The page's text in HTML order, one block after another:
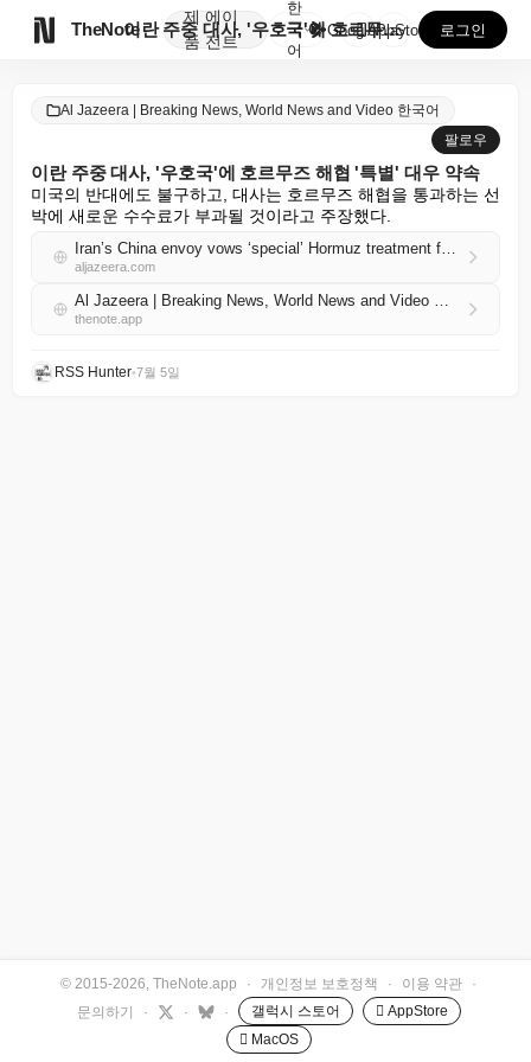
TheNote
제
품
에이
전트
이란 주중 대사, '우호국'에 호르무즈 해협 '특별' ...
한
국
어
GooglePlay
AppStore 로그인
Al Jazeera | Breaking News, World News and Video 한국어
팔로우
이란 주중 대사, '우호국'에 호르무즈 해협 '특별' 대우 약속
미국의 반대에도 불구하고, 대사는 호르무즈 해협을 통과하는 선
박에 새로운 수수료가 부과될 것이라고 주장했다.
Iran’s China envoy vows ‘special’ Hormuz treatment for ‘friendly’ countries
aljazeera.com
Al Jazeera | Breaking News, World News and Video 한국어 RSS
thenote.app
RSS Hunter•7월 5일
© 2015-2026, TheNote.app · 개인정보 보호정책 · 이용 약관
·
문의하기
· · · 갤럭시 스토어
 AppStore
 MacOS